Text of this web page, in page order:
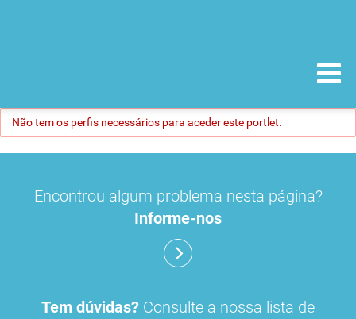
Não tem os perfis necessários para aceder este portlet.
Encontrou algum problema nesta página?
Informe-nos
Tem dúvidas? Consulte a nossa lista de